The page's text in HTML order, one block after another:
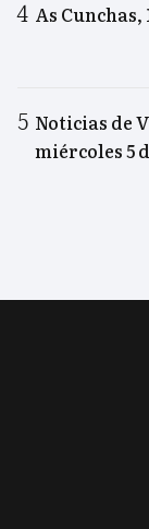
As
Noticias de
miércoles 5